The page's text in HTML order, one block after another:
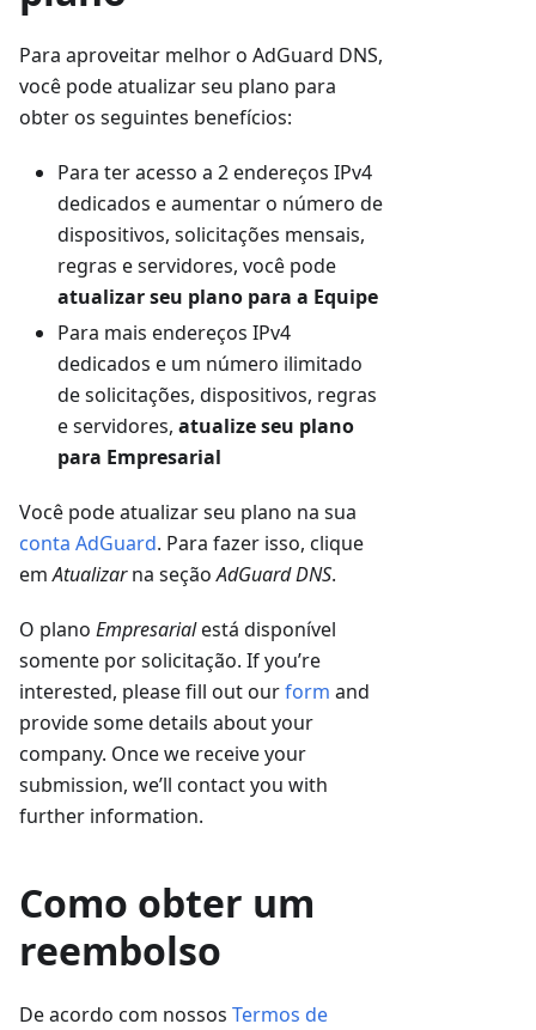
Para aproveitar melhor o AdGuard DNS,
você pode atualizar seu plano para
obter os seguintes benefícios:
Para ter acesso a 2 endereços IPv4
dedicados e aumentar o número de
dispositivos, solicitações mensais,
regras e servidores, você pode
atualizar seu plano para a Equipe
Para mais endereços IPv4
dedicados e um número ilimitado
de solicitações, dispositivos, regras
e servidores, atualize seu plano
para Empresarial
Você pode atualizar seu plano na sua
conta AdGuard. Para fazer isso, clique
emAtualizarna seçãoAdGuard DNS.
O plano Empresarialestá disponível
somente por solicitação. If you’re
interested, please fill out ourform and
provide some details about your
company. Once we receive your
submission, we’ll contact you with
further information.
Como obter um
reembolso
De acordo com nossos Termos de